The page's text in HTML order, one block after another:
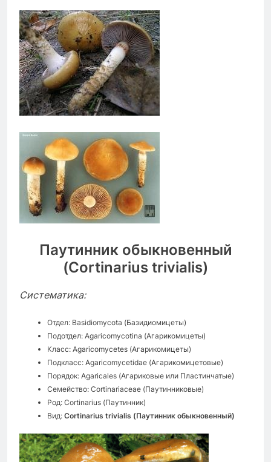
Паутинник обыкновенный
(Cortinarius trivialis)
Систематика:
Отдел: Basidiomycota (Базидиомицеты)
Подотдел: Agaricomycotina (Агарикомицеты)
Класс: Agaricomycetes (Агарикомицеты)
Подкласс: Agaricomycetidae (Агарикомицетовые)
Порядок: Agaricales (Агариковые или Пластинчатые)
Семейство: Cortinariaceae (Паутинниковые)
Род: Cortinarius (Паутинник)
Вид: Cortinarius trivialis (Паутинник обыкновенный)